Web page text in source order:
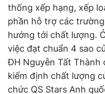
thống xếp hạng, xếp
phần hỗ trợ các
hướng tới chất lượng.
việc đạt chuẩn 4 sao
ĐH Nguyễn Tất Thành
kiểm định chất lượng
chức QS Stars Anh